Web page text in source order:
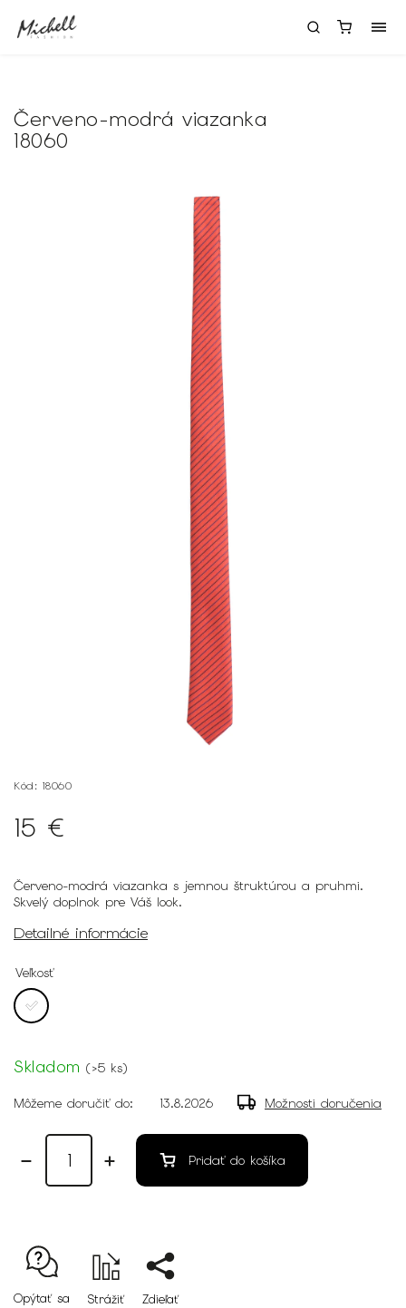
Červeno-modrá viazanka
18060
Kód: 18060
15 €
Červeno-modrá viazanka s jemnou štruktúrou a pruhmi.
Skvelý doplnok pre Váš look.
Detailné informácie
Veľkosť
Skladom (>5 ks)
Môžeme doručiť do: 13.8.2026 Možnosti doručenia
Pridať do košíka
Opýtať sa Strážiť Zdieľať